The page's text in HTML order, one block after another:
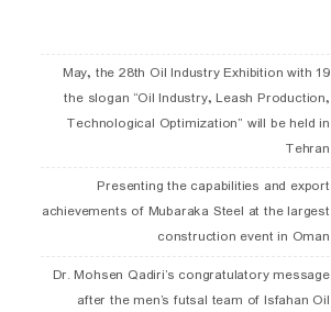
19 May, the 28th Oil Industry Exhibition with
the slogan “Oil Industry, Leash Production,
Technological Optimization” will be held in
Tehran
Presenting the capabilities and export
achievements of Mubaraka Steel at the largest
construction event in Oman
Dr. Mohsen Qadiri’s congratulatory message
after the men’s futsal team of Isfahan Oil